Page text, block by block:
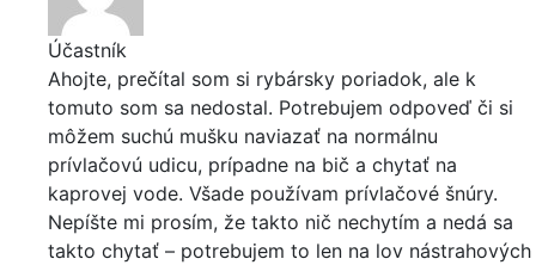
Účastník
Ahojte, prečítal som si rybársky poriadok, ale k
tomuto som sa nedostal. Potrebujem odpoveď či si
môžem suchú mušku naviazať na normálnu
prívlačovú udicu, prípadne na bič a chytať na
kaprovej vode. Všade používam prívlačové šnúry.
Nepíšte mi prosím, že takto nič nechytím a nedá sa
takto chytať – potrebujem to len na lov nástrahových